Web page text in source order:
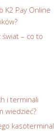
K2 Pay Online
– co to
i terminali
wiedzieć?
kasoterminal